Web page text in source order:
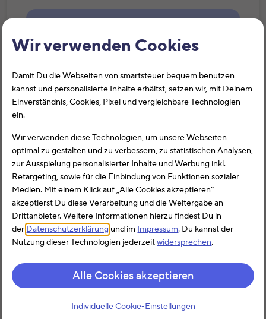
Wir verwenden Cookies
Damit Du die Webseiten von smartsteuer bequem benutzen
kannst und personalisierte Inhalte erhältst, setzen wir, mit Deinem
Einverständnis, Cookies, Pixel und vergleichbare Technologien
ein.
Wir verwenden diese Technologien, um unsere Webseiten
optimal zu gestalten und zu verbessern, zu statistischen Analysen,
zur Ausspielung personalisierter Inhalte und Werbung inkl.
Retargeting, sowie für die Einbindung von Funktionen sozialer
Medien. Mit einem Klick auf „Alle Cookies akzeptieren“
akzeptierst Du diese Verarbeitung und die Weitergabe an
Drittanbieter. Weitere Informationen hierzu findest Du in
der Datenschutzerklärung und im Impressum. Du kannst der
Nutzung dieser Technologien jederzeitwidersprechen.
Alle Cookies akzeptieren
Individuelle Cookie-Einstellungen
der Steuer absetzen?
Weitere Informationen zum Thema
Übernachtungskosten
Übernachtungskosten absetzen und
Ø 1.328 €erstattet bekommen.
Jetzt starten!